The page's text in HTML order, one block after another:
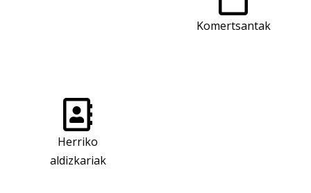
Komertsantak
Herriko
aldizkariak